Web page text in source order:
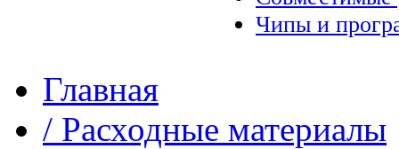
Чипы и
Главная
/ Расходные материалы